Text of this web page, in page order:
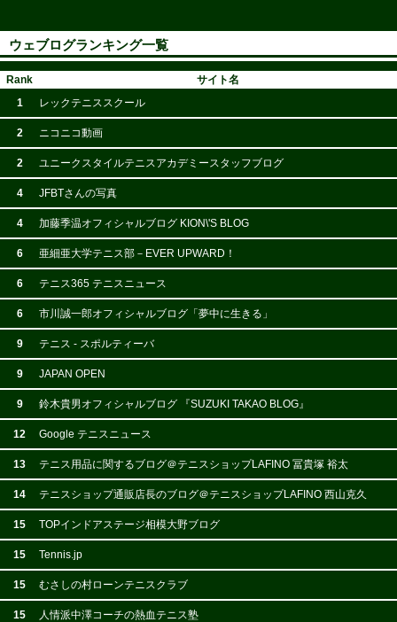
ウェブログランキング一覧
Rank
サイト名
1
レックテニススクール
2 ニコニコ動画
2 ユニークスタイルテニスアカデミースタッフブログ
4 JFBTさんの写真
4 加藤季温オフィシャルブログ KION\'S BLOG
6 亜細亜大学テニス部－EVER UPWARD！
6 テニス365 テニスニュース
6 市川誠一郎オフィシャルブログ「夢中に生きる」
9 テニス - スポルティーバ
9 JAPAN OPEN
9 鈴木貴男オフィシャルブログ 『SUZUKI TAKAO BLOG』
12 Google テニスニュース
13 テニス用品に関するブログ＠テニスショップLAFINO 冨貴塚 裕太
14 テニスショップ通販店長のブログ＠テニスショップLAFINO 西山克久
15 TOPインドアステージ相模大野ブログ
15 Tennis.jp
15 むさしの村ローンテニスクラブ
15 人情派中澤コーチの熱血テニス塾